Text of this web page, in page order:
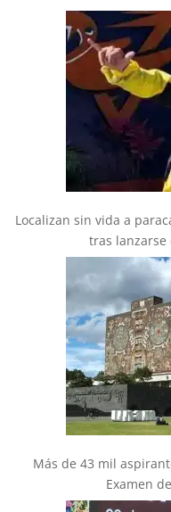
Localizan sin vida a
tras lanzarse
Más de 43 mil
Examen